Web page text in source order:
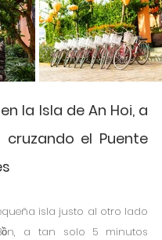
la Isla de An Hoi, a
el Puente
isla justo al otro lado
a tan solo 5 minutos